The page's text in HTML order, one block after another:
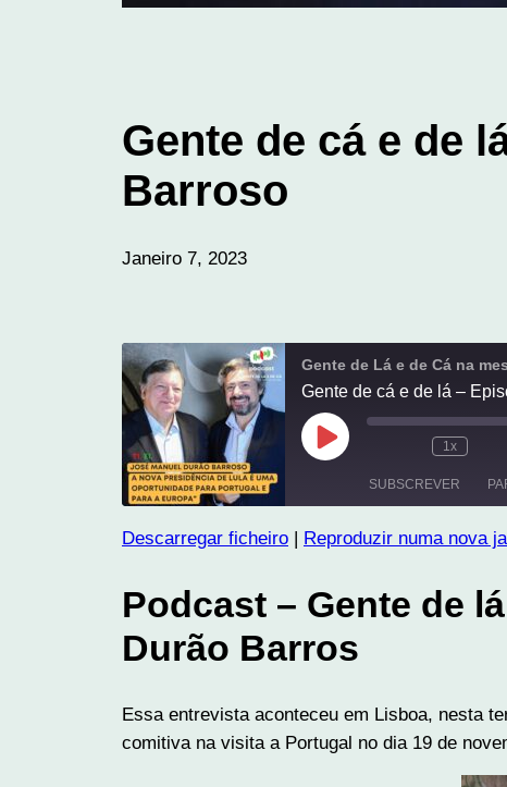
Gente de cá e de
Barroso
Janeiro 7, 2023
Gente de Lá e de Cá na
Gente de cá e de lá –
Reproduzir
episódio
1x
SUBSCREVER
PARTILHAR
LIGAÇÃO
INCORPORAR
Descarregar ficheiro | Reproduzir numa nova
Podcast – Gente de
Durão Barros
Essa entrevista aconteceu em Lisboa, nesta
comitiva na visita a Portugal no dia 19 de